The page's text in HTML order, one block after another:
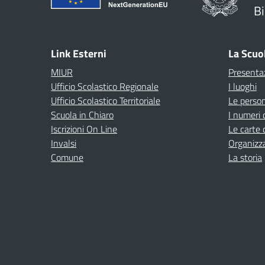
Link Esterni
MIUR
Ufficio Scolastico Regionale
Ufficio Scolastico Territoriale
Scuola in Chiaro
Iscrizioni On Line
Invalsi
Comune
La
I luoghi
Le
I numeri
Le carte
La storia